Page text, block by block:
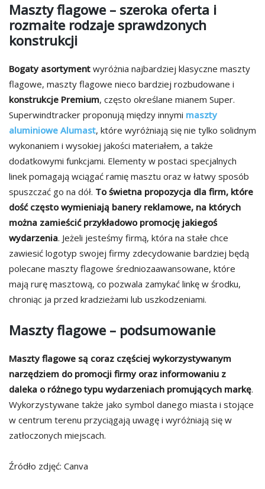
Maszty flagowe – szeroka oferta i
rozmaite rodzaje sprawdzonych
konstrukcji
Bogaty asortyment wyróżnia najbardziej klasyczne maszty
flagowe, maszty flagowe nieco bardziej rozbudowane i
konstrukcje Premium, często określane mianem Super.
Superwindtracker proponują między innymi maszty
aluminiowe Alumast, które wyróżniają się nie tylko solidnym
wykonaniem i wysokiej jakości materiałem, a także
dodatkowymi funkcjami. Elementy w postaci specjalnych
linek pomagają wciągać ramię masztu oraz w łatwy sposób
spuszczać go na dół. To świetna propozycja dla firm, które
dość często wymieniają banery reklamowe, na których
można zamieścić przykładowo promocję jakiegoś
wydarzenia. Jeżeli jesteśmy firmą, która na stałe chce
zawiesić logotyp swojej firmy zdecydowanie bardziej będą
polecane maszty flagowe średniozaawansowane, które
mają rurę masztową, co pozwala zamykać linkę w środku,
chroniąc ja przed kradzieżami lub uszkodzeniami.
Maszty flagowe – podsumowanie
Maszty flagowe są coraz częściej wykorzystywanym
narzędziem do promocji firmy oraz informowaniu z
daleka o różnego typu wydarzeniach promujących markę.
Wykorzystywane także jako symbol danego miasta i stojące
w centrum terenu przyciągają uwagę i wyróżniają się w
zatłoczonych miejscach.
Źródło zdjęć: Canva